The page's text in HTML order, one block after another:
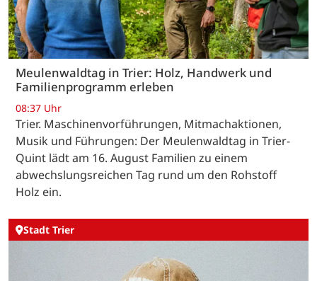
Meulenwaldtag in Trier: Holz, Handwerk und
Familienprogramm erleben
08:37 Uhr
Trier. Maschinenvorführungen, Mitmachaktionen,
Musik und Führungen: Der Meulenwaldtag in Trier-
Quint lädt am 16. August Familien zu einem
abwechslungsreichen Tag rund um den Rohstoff
Holz ein.
Stadt Trier